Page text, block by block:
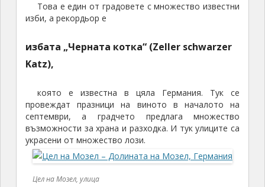
Това е един от градовете с множество известни
изби, а рекордьор е
избата „Черната котка“ (Zeller schwarzer
Katz),
която е известна в цяла Германия. Тук се
провеждат празници на виното в началото на
септември, а градчето предлага множество
възможности за храна и разходка. И тук улиците са
украсени от множество лози.
Цел на Мозел, улица